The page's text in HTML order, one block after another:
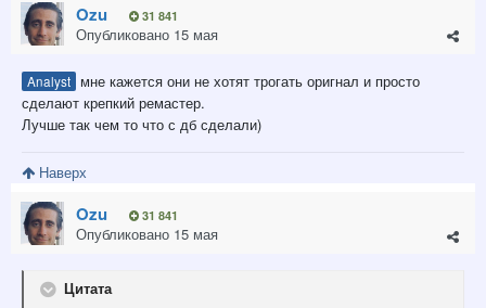
Ozu 31 841
Опубликовано 15 мая
Analyst
мне кажется они не хотят трогать оригнал и просто
сделают крепкий ремастер.
Лучше так чем то что с дб сделали)
Наверх
Ozu 31 841
Опубликовано 15 мая
Цитата